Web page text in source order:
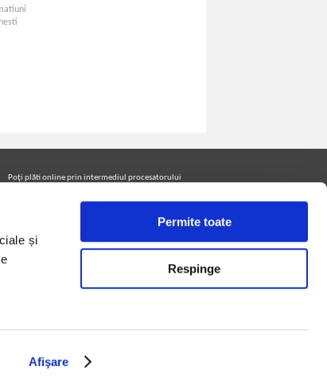
și
Afişare
Permite toate
Respinge
Poţi plăti online prin intermediul procesatorului
Urmăreşte-ne pe facebook pentru a fi la curent cu